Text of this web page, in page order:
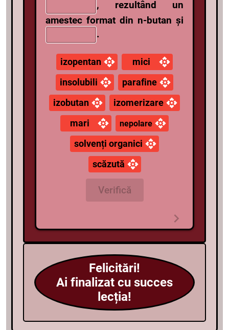
, rezultând un
amestec format din n-butan și
.
izopentan
mici
insolubili
parafine
izobutan
izomerizare
mari
nepolare
solvenți organici
scăzută
Verifică
Felicitări!
Ai finalizat cu succes
lecția!